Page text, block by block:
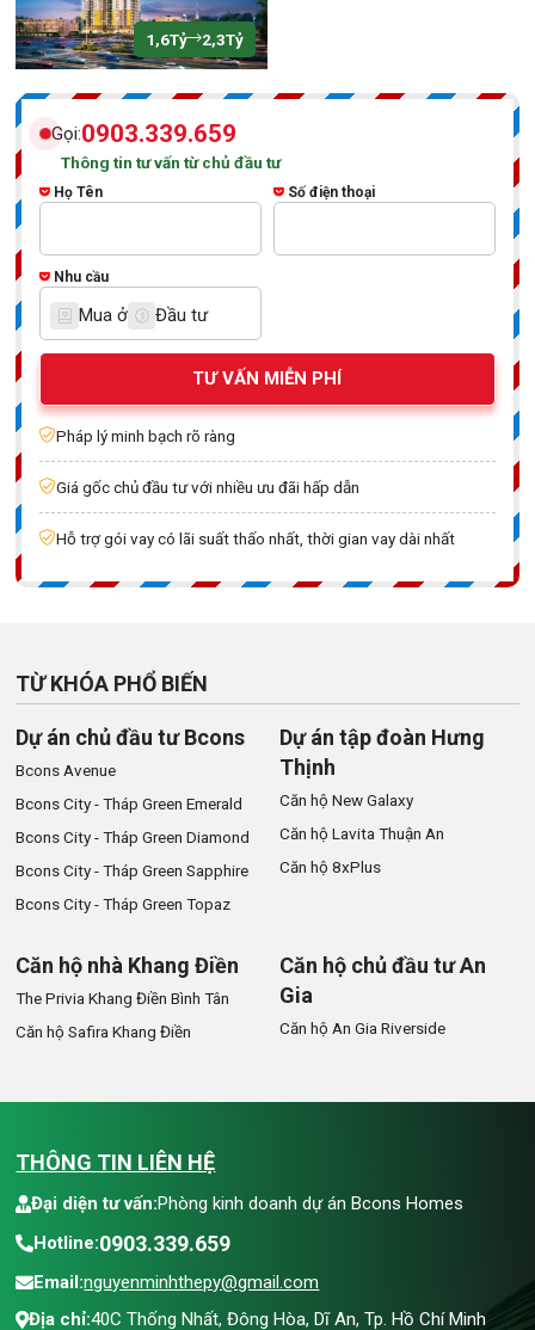
1,6Tỷ 2,3Tỷ
Gọi:0903.339.659
Thông tin tư vấn từ chủ đầu tư
Họ Tên Số điện thoại
Nhu cầu
Mua ở Đầu tư
TƯ VẤN MIỄN PHÍ
Pháp lý minh bạch rõ ràng
Giá gốc chủ đầu tư với nhiều ưu đãi hấp dẫn
Hỗ trợ gói vay có lãi suất thấo nhất, thời gian vay dài nhất
TỪ KHÓA PHỔ BIẾN
Dự án chủ đầu tư Bcons
Bcons Avenue
Bcons City - Tháp Green Emerald
Bcons City - Tháp Green Diamond
Bcons City - Tháp Green Sapphire
Bcons City - Tháp Green Topaz
Dự án tập đoàn Hưng
Thịnh
Căn hộ New Galaxy
Căn hộ Lavita Thuận An
Căn hộ 8xPlus
Căn hộ nhà Khang Điền
The Privia Khang Điền Bình Tân
Căn hộ Safira Khang Điền
Căn hộ chủ đầu tư An
Gia
Căn hộ An Gia Riverside
THÔNG TIN LIÊN HỆ
Đại diện tư vấn:Phòng kinh doanh dự án Bcons Homes
Hotline:0903.339.659
Email:nguyenminhthepy@gmail.com
Địa chỉ:40C Thống Nhất, Đông Hòa, Dĩ An, Tp. Hồ Chí Minh